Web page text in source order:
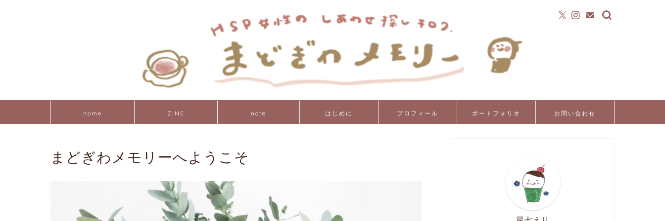
home ZINE note はじめに プロフィール ポートフォリオ お問い合わせ
まどぎわメモリーへようこそ